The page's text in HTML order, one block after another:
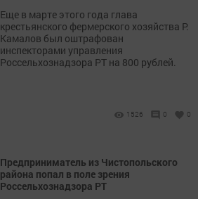
Еще в марте этого года глава
крестьянского фермерского хозяйства Р.
Камалов был оштрафован
инспекторами управления
Россельхознадзора РТ на 800 рублей.
1526 0 0
Предприниматель из Чистопольского
района попал в поле зрения
Россельхознадзора РТ